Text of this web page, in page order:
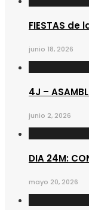
FIESTAS de
junio 18, 2026
4J –
junio 2, 2026
DIA 24M:
mayo 20, 2026